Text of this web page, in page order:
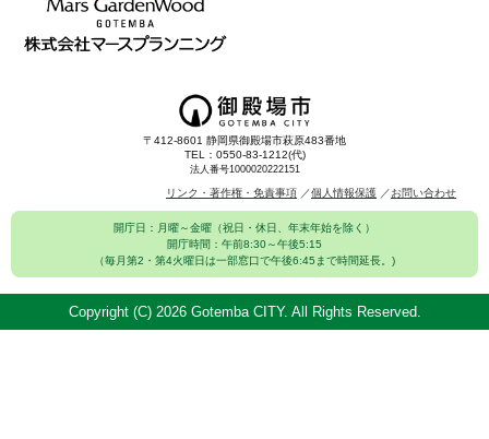
〒412-8601 静岡県御殿場市萩原483番地
TEL：0550-83-1212(代)
法人番号1000020222151
リンク・著作権・免責事項 個人情報保護 お問い合わせ
開庁日：月曜～金曜（祝日・休日、年末年始を除く）
開庁時間：午前8:30～午後5:15
（毎月第2・第4火曜日は一部窓口で午後6:45まで時間延長。)
Copyright (C) 2026 Gotemba CITY. All Rights Reserved.